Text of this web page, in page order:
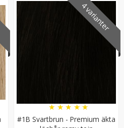
149 kr
249 kr
VARUKORG
4 varianter
#1B Svartbrun - Premium äkta
★★★★★